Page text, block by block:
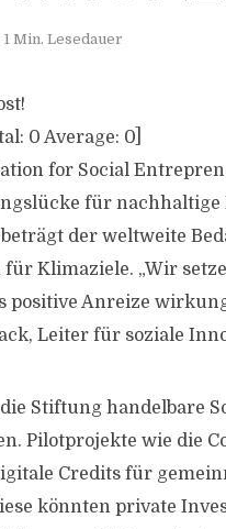
1 Min. Lesedauer
0 Average: 0
for Social
für
der weltweite
für Klimaziele. „Wir
positive Anreize
Leiter für soziale
Stiftung handelbare
Pilotprojekte wie die
Credits für
könnten private